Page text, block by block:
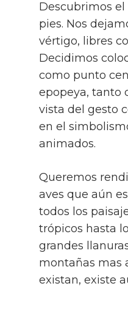
Descubrimos
pies. Nos
vértigo, libres
Decidimos
como punto
epopeya, tanto
vista del gesto
en el
animados.
Queremos
aves que aún
todos los
trópicos hasta
grandes
montañas mas
existan, existe